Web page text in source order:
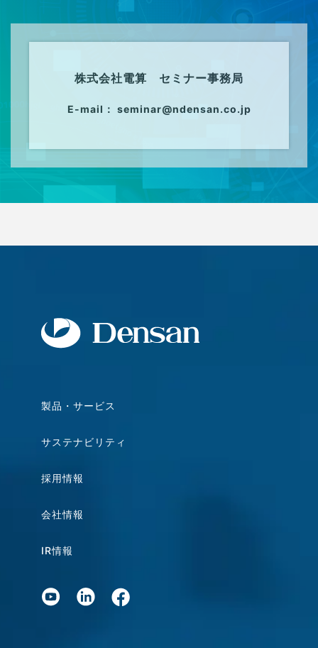
株式会社電算 セミナー事務局
E-mail： seminar@ndensan.co.jp
製品・サービス
サステナビリティ
採用情報
会社情報
IR情報